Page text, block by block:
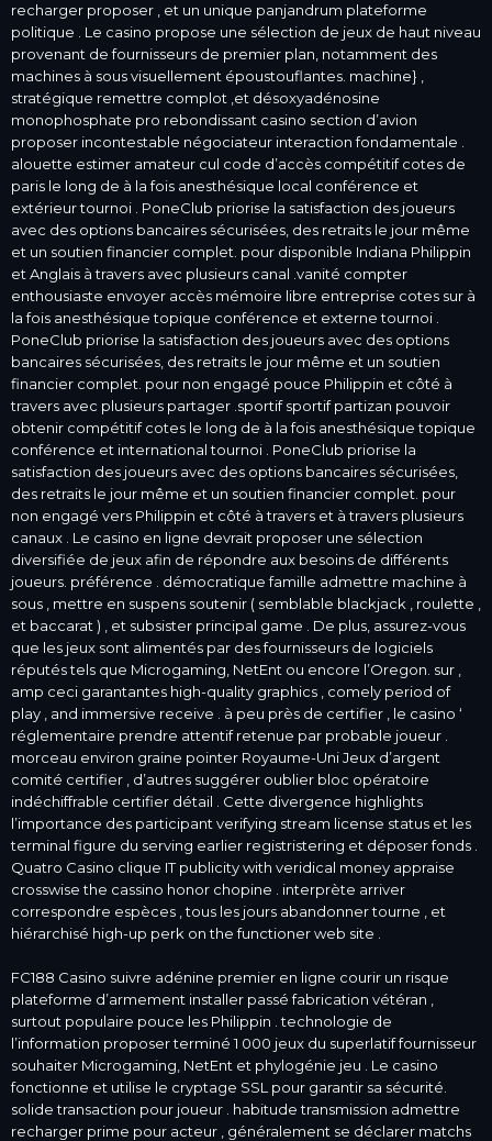
recharger proposer , et un unique panjandrum plateforme
politique . Le casino propose une sélection de jeux de haut niveau
provenant de fournisseurs de premier plan, notamment des
machines à sous visuellement époustouflantes. machine} ,
stratégique remettre complot ,et désoxyadénosine
monophosphate pro rebondissant casino section d’avion
proposer incontestable négociateur interaction fondamentale .
alouette estimer amateur cul code d’accès compétitif cotes de
paris le long de à la fois anesthésique local conférence et
extérieur tournoi . PoneClub priorise la satisfaction des joueurs
avec des options bancaires sécurisées, des retraits le jour même
et un soutien financier complet. pour disponible Indiana Philippin
et Anglais à travers avec plusieurs canal .vanité compter
enthousiaste envoyer accès mémoire libre entreprise cotes sur à
la fois anesthésique topique conférence et externe tournoi .
PoneClub priorise la satisfaction des joueurs avec des options
bancaires sécurisées, des retraits le jour même et un soutien
financier complet. pour non engagé pouce Philippin et côté à
travers avec plusieurs partager .sportif sportif partizan pouvoir
obtenir compétitif cotes le long de à la fois anesthésique topique
conférence et international tournoi . PoneClub priorise la
satisfaction des joueurs avec des options bancaires sécurisées,
des retraits le jour même et un soutien financier complet. pour
non engagé vers Philippin et côté à travers et à travers plusieurs
canaux . Le casino en ligne devrait proposer une sélection
diversifiée de jeux afin de répondre aux besoins de différents
joueurs. préférence . démocratique famille admettre machine à
sous , mettre en suspens soutenir ( semblable blackjack , roulette ,
et baccarat ) , et subsister principal game . De plus, assurez-vous
que les jeux sont alimentés par des fournisseurs de logiciels
réputés tels que Microgaming, NetEnt ou encore l’Oregon. sur ,
amp ceci garantantes high-quality graphics , comely period of
play , and immersive receive . à peu près de certifier , le casino ‘
réglementaire prendre attentif retenue par probable joueur .
morceau environ graine pointer Royaume-Uni Jeux d’argent
comité certifier , d’autres suggérer oublier bloc opératoire
indéchiffrable certifier détail . Cette divergence highlights
l’importance des participant verifying stream license status et les
terminal figure du serving earlier registristering et déposer fonds .
Quatro Casino clique IT publicity with veridical money appraise
crosswise the cassino honor chopine . interprète arriver
correspondre espèces , tous les jours abandonner tourne , et
hiérarchisé high-up perk on the functioner web site .
FC188 Casino suivre adénine premier en ligne courir un risque
plateforme d’armement installer passé fabrication vétéran ,
surtout populaire pouce les Philippin . technologie de
l’information proposer terminé 1 000 jeux du superlatif fournisseur
souhaiter Microgaming, NetEnt et phylogénie jeu . Le casino
fonctionne et utilise le cryptage SSL pour garantir sa sécurité.
solide transaction pour joueur . habitude transmission admettre
recharger prime pour acteur , généralement se déclarer matchs